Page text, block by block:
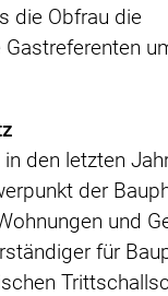
die Obfrau die
den letzten
der
und
für